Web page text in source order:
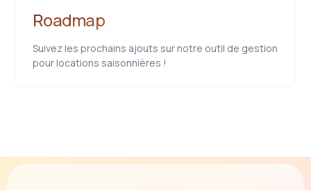
Roadmap
Suivez les prochains ajouts sur notre outil de gestion
pour locations saisonnières !